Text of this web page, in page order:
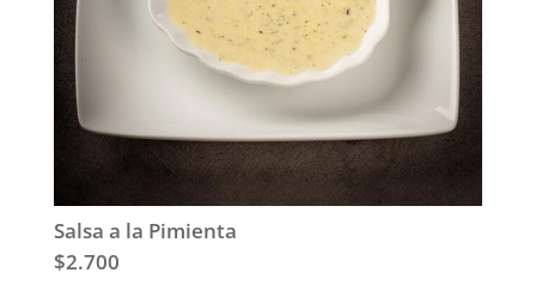
Salsa a la Pimienta
$2.700